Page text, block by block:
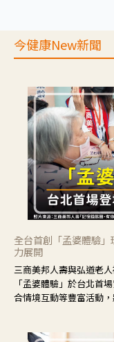
今健康New新聞
全台首創「孟婆體驗
力展開
三商美邦人壽與弘道老
「孟婆體驗」於台北首
合情境互動等豐富活動